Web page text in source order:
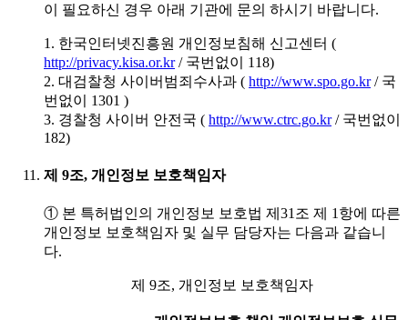
이 필요하신 경우 아래 기관에 문의 하시기 바랍니다.
1. 한국인터넷진흥원 개인정보침해 신고센터 (
http://privacy.kisa.or.kr/ 국번없이 118)
2. 대검찰청 사이버범죄수사과 ( http://www.spo.go.kr/ 국
번없이 1301 )
3. 경찰청 사이버 안전국 ( http://www.ctrc.go.kr/ 국번없이
182)
제 9조, 개인정보 보호책임자
① 본 특허법인의 개인정보 보호법 제31조 제 1항에 따른
개인정보 보호책임자 및 실무 담당자는 다음과 같습니
다.
제 9조, 개인정보 보호책임자